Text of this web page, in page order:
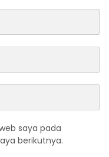
saya pada
berikutnya.